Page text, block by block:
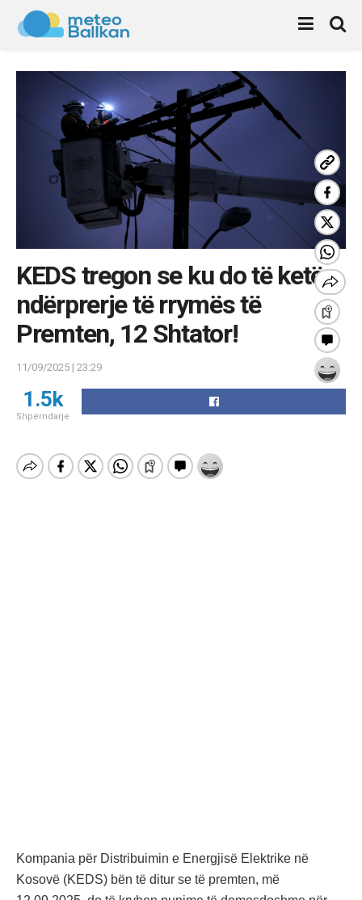
KEDS tregon se ku do të ketë
ndërprerje të rrymës të
Premten, 12 Shtator!
11/09/2025 | 23:29
1.5k
Shpërndarje
Kompania për Distribuimin e Energjisë Elektrike në
Kosovë (KEDS) bën të ditur se të premten, më